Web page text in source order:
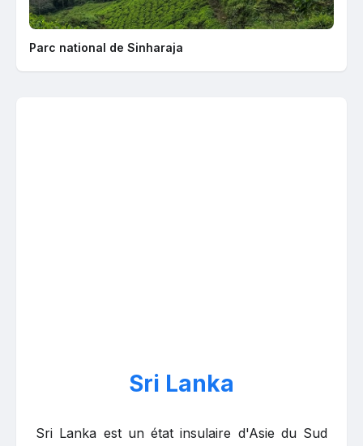
Sri Lanka
Sri Lanka est un état insulaire d'Asie du Sud
Parc national de Sinharaja